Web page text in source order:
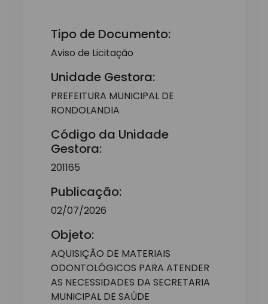
Tipo de Documento:
Aviso de Licitação
Unidade Gestora:
PREFEITURA MUNICIPAL DE
RONDOLANDIA
Código da Unidade
Gestora:
201165
Publicação:
02/07/2026
Objeto:
AQUISIÇÃO DE MATERIAIS
ODONTOLÓGICOS PARA ATENDER
AS NECESSIDADES DA SECRETARIA
MUNICIPAL DE SAÚDE